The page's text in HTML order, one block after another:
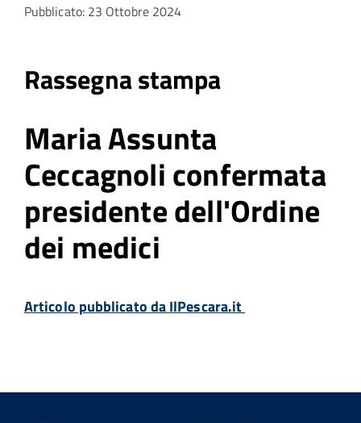
Pubblicato: 23 Ottobre 2024
Rassegna stampa
Maria Assunta
Ceccagnoli confermata
presidente dell'Ordine
dei medici
Articolo pubblicato da IlPescara.it